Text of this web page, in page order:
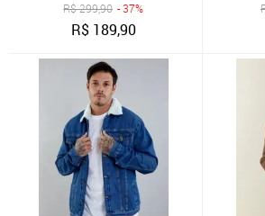
R$299,90 - 37%
R$ 189,90